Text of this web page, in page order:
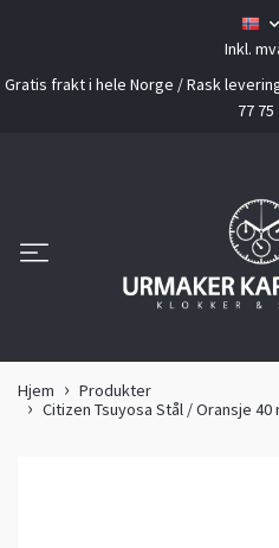
Inkl.
Gratis frakt i hele Norge / Rask
77 75
Hjem
Produkter
Citizen Tsuyosa Stål / Oransje 40